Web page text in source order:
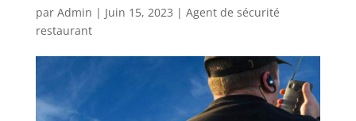
par Admin | Juin 15, 2023 | Agent de sécurité
restaurant